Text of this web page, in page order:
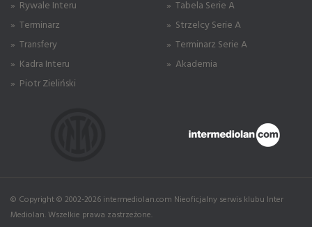
» Rywale Interu
» Terminarz
» Transfery
» Kadra Interu
» Piotr Zieliński
» Tabela Serie A
» Strzelcy Serie A
» Terminarz Serie A
» Akademia
© Copyright © 2002-2026 intermediolan.com Nieoficjalny serwis klubu Inter
Mediolan. Wszelkie prawa zastrzeżone.